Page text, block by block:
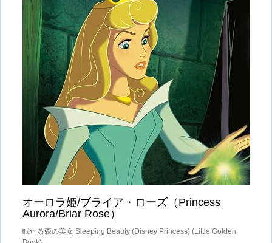
オーロラ姫/ブライア・ローズ（Princess
Aurora/Briar Rose）
眠れる森の美女 Sleeping Beauty (Disney Princess) (Little Golden